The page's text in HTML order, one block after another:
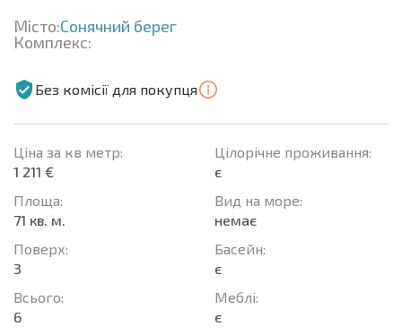
Місто:Сонячний берег
Комплекс:
Без комісії для покупця
Ціна за кв метр:
1 211 €
Площа:
71 кв. м.
Поверх:
3
Всього:
6
Цілорічне проживання:
є
Вид на море:
немає
Баcейн:
є
Меблі:
є